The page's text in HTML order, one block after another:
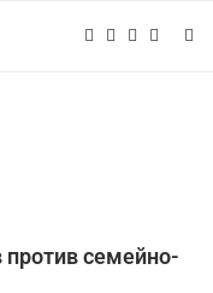
семейно-